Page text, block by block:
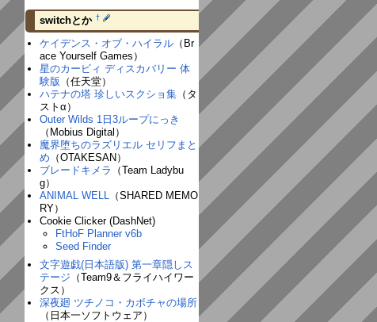
switchとか †
ケイデンス・オブ・ハイラル （Br
ace Yourself Games）
星のカービィ ディスカバリー 体
験版 （任天堂）
ハテナの塔 珍しいスクショ集 （タ
ストα）
Outer Wilds 1日3ループにっき
（Mobius Digital）
魔界堕ちのラズリエル セリフまと
め （OTAKESAN）
ブレードキメラ
（Team Ladybu
g）
ANIMAL WELL （SHARED MEMO
RY）
Cookie Clicker (DashNet)
FtHoF Planner v6b
Seed Finder
文字遊戯(日本語版) 第一章隠しス
テージ （Team9＆フライハイワー
クス）
深夜廻 ツチノコ・カボチャの場所
（日本一ソフトウェア）